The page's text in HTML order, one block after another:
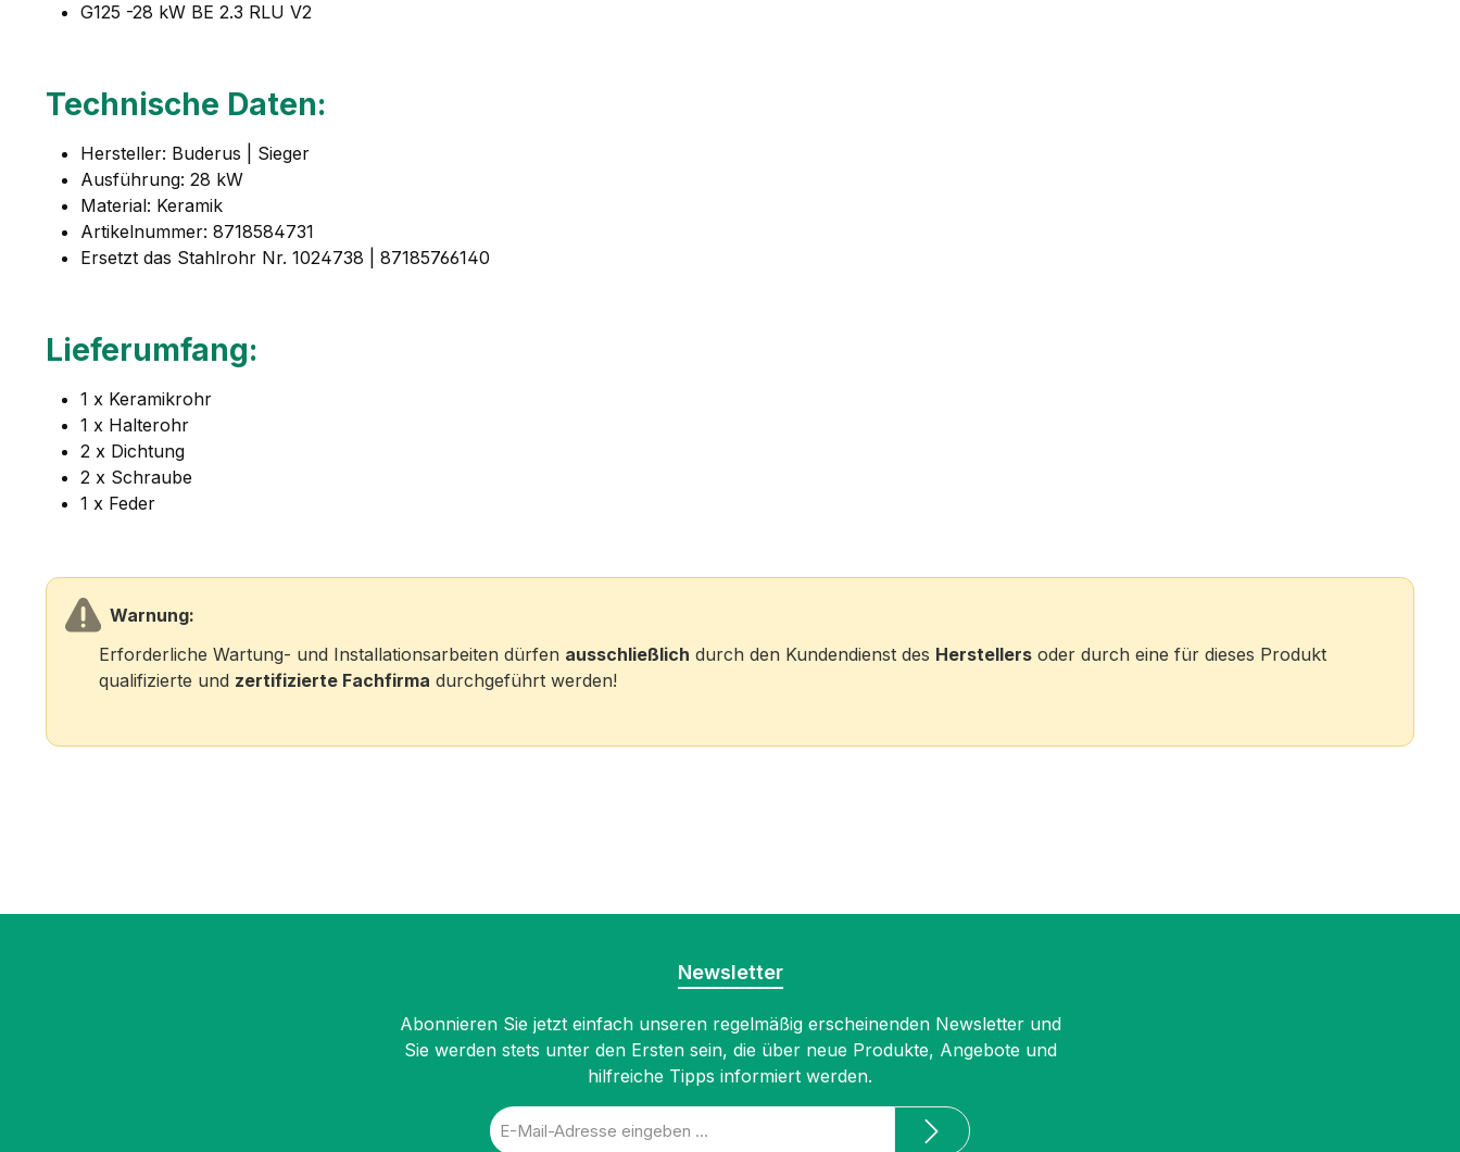
G125 -28 kW BE 2.3 RLU V2
Technische Daten:
Hersteller: Buderus | Sieger
Ausführung: 28 kW
Material: Keramik
Artikelnummer: 8718584731
Ersetzt das Stahlrohr Nr. 1024738 | 87185766140
Lieferumfang:
1 x Keramikrohr
1 x Halterohr
2 x Dichtung
2 x Schraube
1 x Feder
Warnung:
Erforderliche Wartung- und Installationsarbeiten dürfen ausschließlich durch den Kundendienst des Herstellers oder durch eine für dieses Produkt
qualifizierte und zertifizierte Fachfirma durchgeführt werden!
Newsletter
Abonnieren Sie jetzt einfach unseren regelmäßig erscheinenden Newsletter und
Sie werden stets unter den Ersten sein, die über neue Produkte, Angebote und
hilfreiche Tipps informiert werden.
E-
Mail-